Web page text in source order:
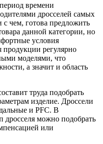
времени
дросселей самых
чем, готова предложить
данной категории, но
условия
регулярно
моделями, что
а значит и область
труда подобрать
изделие. Дроссели
и PFC. В
дросселя можно подобрать
или